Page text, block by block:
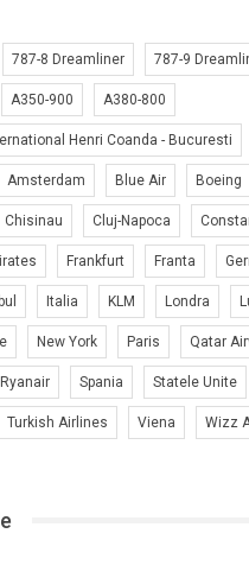
787-8 Dreamliner 787-9
A350-900 A380-800
Henri Coanda - Bucuresti
Amsterdam Blue Air Boeing
Chisinau Cluj-Napoca
Frankfurt Franta
Italia KLM Londra
New York Paris Qatar
Ryanair Spania Statele Unite
Turkish Airlines Viena Wizz